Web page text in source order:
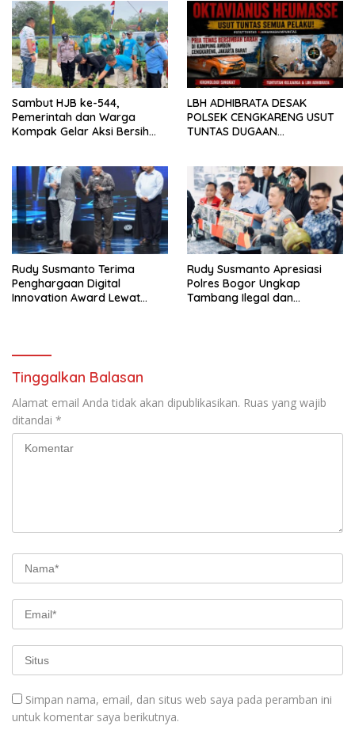
LEBONG
Sambut HJB ke-544,
Pemerintah dan Warga
Kompak Gelar Aksi Bersih
LBH ADHIBRATA DESAK
POLSEK CENGKARENG USUT
TUNTAS DUGAAN
Rudy Susmanto Terima
Penghargaan Digital
Innovation Award Lewat
Rudy Susmanto Apresiasi
Polres Bogor Ungkap
Tambang Ilegal dan
Tinggalkan Balasan
Alamat email Anda tidak akan dipublikasikan. Ruas yang wajib
ditandai *
Simpan nama, email, dan situs web saya pada peramban ini
untuk komentar saya berikutnya.